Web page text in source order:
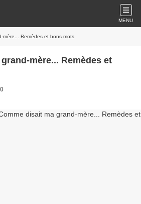
MENU
mère... Remèdes et bons mots
mère... Remèdes et